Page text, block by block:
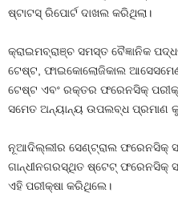
ଷ୍ଟାଟସ୍ ରିପୋର୍ଟ ଦାଖଲ କରିଥିଲା।
କ୍ରାଇମବ୍ରାଞ୍ଚ ସମସ୍ତ ବୈଜ୍ଞାନିକ
ଟେଷ୍ଟ, ଫାଇକୋଲୋଜିକାଲ
ଟେଷ୍ଟ ଏବଂ ରକ୍ତର ଫରେନସିକ୍
ସମେତ ଅନ୍ୟାନ୍ୟ ଉପଲବ୍ଧ ପ୍ରମାଣ
ନୂଆଦିଲ୍ଲୀର ସେଣ୍ଟ୍ରାଲ ଫରେନସିକ୍
ଗାନ୍ଧୀନଗରସ୍ଥିତ ଷ୍ଟେଟ୍ ଫରେନସିକ୍
ଏହି ପରୀକ୍ଷା କରିଥିଲେ।